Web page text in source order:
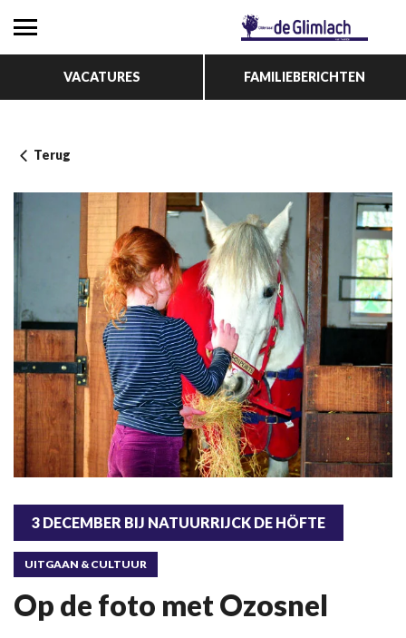
VACATURES FAMILIEBERICHTEN
Terug
3 DECEMBER BIJ NATUURRIJCK DE HÖFTE
UITGAAN & CULTUUR
Op de foto met Ozosnel